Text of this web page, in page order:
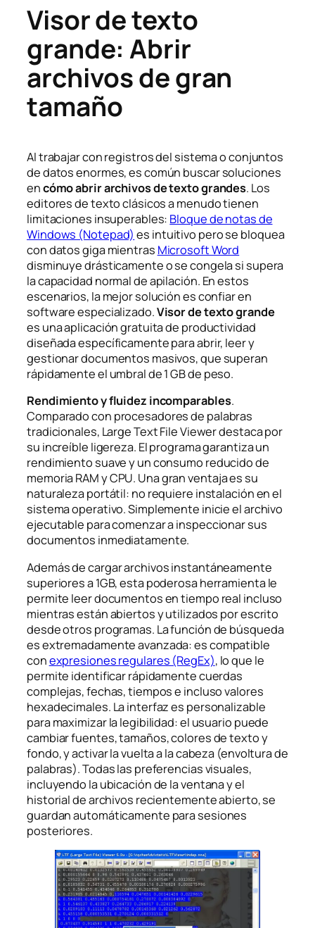
Visor de texto
grande: Abrir
archivos de gran
tamaño
Al trabajar con registros del sistema o conjuntos
de datos enormes, es común buscar soluciones
encómo abrir archivos de texto grandes. Los
editores de texto clásicos a menudo tienen
limitaciones insuperables: Bloque de notas de
Windows (Notepad) es intuitivo pero se bloquea
con datos giga mientras Microsoft Word
disminuye drásticamente o se congela si supera
la capacidad normal de apilación. En estos
escenarios, la mejor solución es confiar en
software especializado.Visor de texto grande
es una aplicación gratuita de productividad
diseñada específicamente para abrir, leer y
gestionar documentos masivos, que superan
rápidamente el umbral de 1 GB de peso.
Rendimiento y fluidez incomparables.
Comparado con procesadores de palabras
tradicionales, Large Text File Viewer destaca por
su increíble ligereza. El programa garantiza un
rendimiento suave y un consumo reducido de
memoria RAM y CPU. Una gran ventaja es su
naturalezaportátil: no requiere instalación en el
sistema operativo. Simplemente inicie el archivo
ejecutable para comenzar a inspeccionar sus
documentos inmediatamente.
Además de cargar archivos instantáneamente
superiores a 1GB, esta poderosa herramienta le
permite leer documentos en tiempo real incluso
mientras están abiertos y utilizados por escrito
desde otros programas. La función de búsqueda
es extremadamente avanzada: es compatible
conexpresiones regulares (RegEx), lo que le
permite identificar rápidamente cuerdas
complejas, fechas, tiempos e incluso valores
hexadecimales. La interfaz es personalizable
para maximizar la legibilidad: el usuario puede
cambiar fuentes, tamaños, colores de texto y
fondo, y activar la vuelta a la cabeza (envoltura de
palabras). Todas las preferencias visuales,
incluyendo la ubicación de la ventana y el
historial de archivos recientemente abierto, se
guardan automáticamente para sesiones
posteriores.